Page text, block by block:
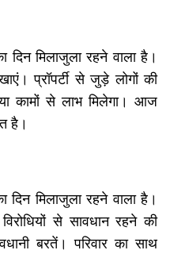
दिन मिलाजुला रहने वाला है।
प्रॉपर्टी से जुड़े लोगों की
या कामों से लाभ मिलेगा। आज
है।
मिलाजुला रहने वाला है।
से सावधान रहने की
बरतें। परिवार का साथ